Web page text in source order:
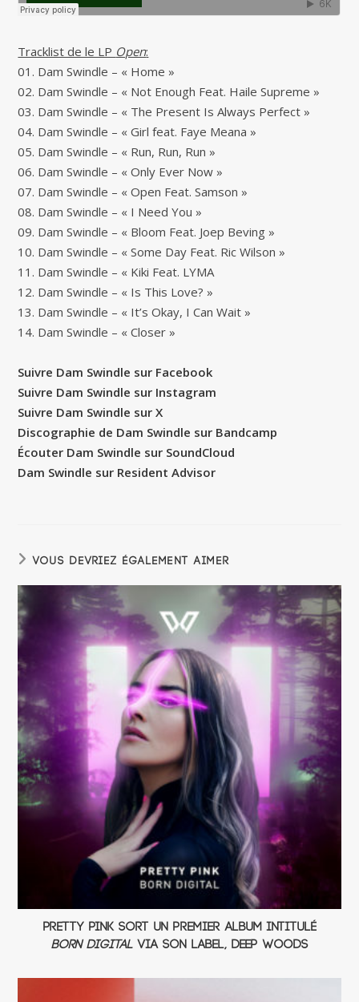
Tracklist de le LP Open:
01. Dam Swindle – « Home »
02. Dam Swindle – « Not Enough Feat. Haile Supreme »
03. Dam Swindle – « The Present Is Always Perfect »
04. Dam Swindle – « Girl feat. Faye Meana »
05. Dam Swindle – « Run, Run, Run »
06. Dam Swindle – « Only Ever Now »
07. Dam Swindle – « Open Feat. Samson »
08. Dam Swindle – « I Need You »
09. Dam Swindle – « Bloom Feat. Joep Beving »
10. Dam Swindle – « Some Day Feat. Ric Wilson »
11. Dam Swindle – « Kiki Feat. LYMA
12. Dam Swindle – « Is This Love? »
13. Dam Swindle – « It’s Okay, I Can Wait »
14. Dam Swindle – « Closer »
Suivre Dam Swindle sur Facebook
Suivre Dam Swindle sur Instagram
Suivre Dam Swindle sur X
Discographie de Dam Swindle sur Bandcamp
Écouter Dam Swindle sur SoundCloud
Dam Swindle sur Resident Advisor
VOUS DEVRIEZ ÉGALEMENT AIMER
Pretty Pink sort un premier album intitulé
Born Digitalvia son label, Deep Woods